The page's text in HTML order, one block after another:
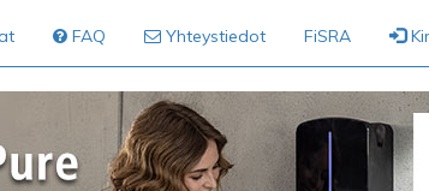
FAQ Yhteystiedot FiSRA